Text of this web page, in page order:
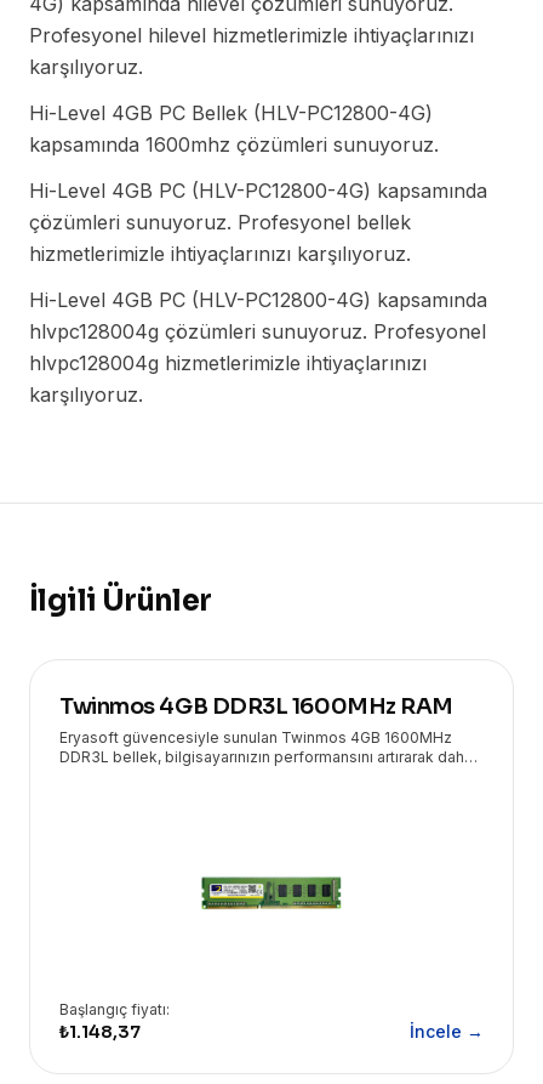
Profesyonel hilevel hizmetlerimizle ihtiyaçlarınızı
karşılıyoruz.
Hi-Level 4GB PC Bellek (HLV-PC12800-4G)
kapsamında 1600mhz çözümleri sunuyoruz.
Hi-Level 4GB PC (HLV-PC12800-4G) kapsamında
çözümleri sunuyoruz. Profesyonel bellek
hizmetlerimizle ihtiyaçlarınızı karşılıyoruz.
Hi-Level 4GB PC (HLV-PC12800-4G) kapsamında
hlvpc128004g çözümleri sunuyoruz. Profesyonel
hlvpc128004g hizmetlerimizle ihtiyaçlarınızı
karşılıyoruz.
İlgili Ürünler
Twinmos 4GB DDR3L 1600MHz RAM
Eryasoft güvencesiyle sunulan Twinmos 4GB 1600MHz
DDR3L bellek, bilgisayarınızın performansını artırarak daha
Başlangıç fiyatı:
₺1.148,37 İncele →